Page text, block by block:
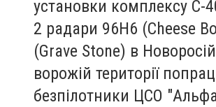
установки комплексу С-
2 радари 96Н6 (Cheese
(Grave Stone) в
ворожій території
безпілотники ЦСО